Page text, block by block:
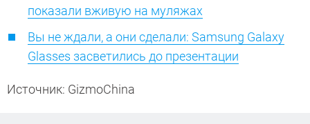
показали вживую на муляжах
Вы не ждали, а они сделали: Samsung Galaxy
Glasses засветились до презентации
Источник: GizmoChina